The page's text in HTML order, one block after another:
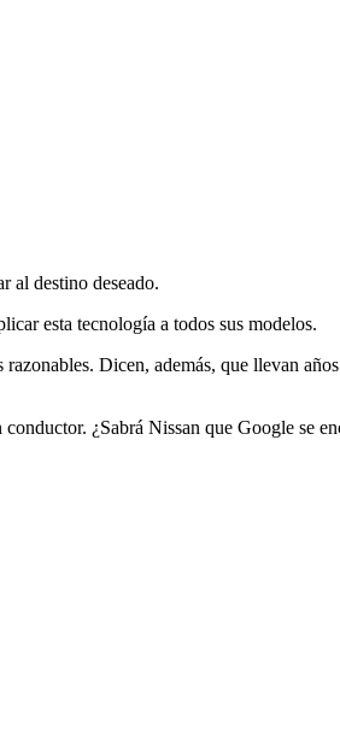
al destino deseado.
esta tecnología a todos sus modelos.
Dicen, además, que llevan
¿Sabrá Nissan que Google se